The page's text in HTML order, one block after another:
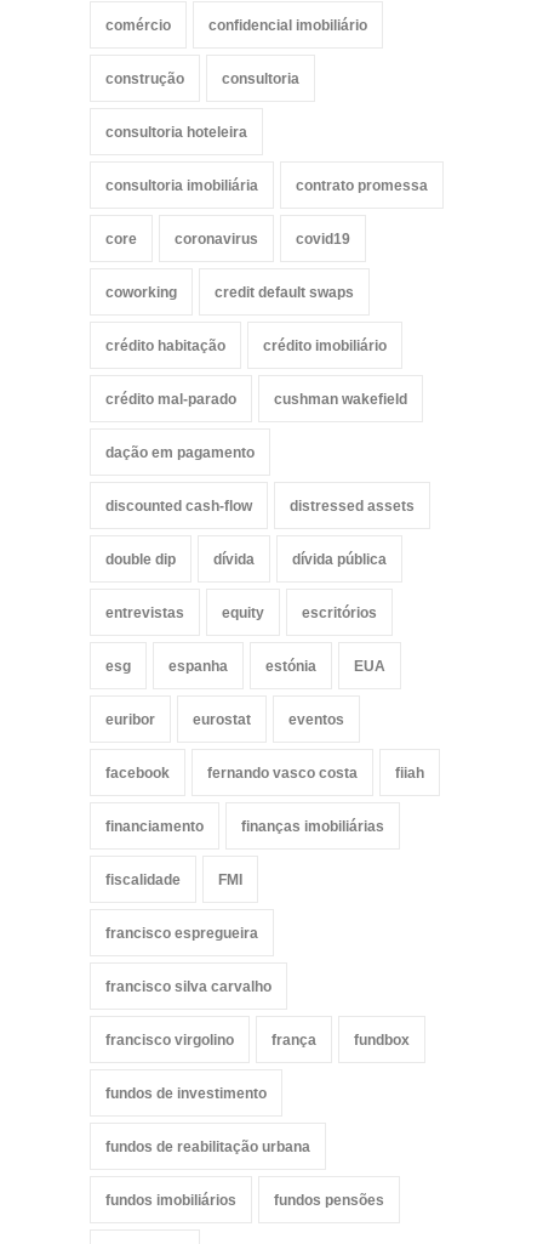
comércio confidencial imobiliário
construção consultoria
consultoria hoteleira
consultoria imobiliária contrato promessa
core coronavirus covid19
coworking credit default swaps
crédito habitação crédito imobiliário
crédito mal-parado cushman wakefield
dação em pagamento
discounted cash-flow distressed assets
double dip dívida dívida pública
entrevistas equity escritórios
esg espanha estónia EUA
euribor eurostat eventos
facebook fernando vasco costa fiiah
financiamento finanças imobiliárias
fiscalidade FMI
francisco espregueira
francisco silva carvalho
francisco virgolino frança fundbox
fundos de investimento
fundos de reabilitação urbana
fundos imobiliários fundos pensões